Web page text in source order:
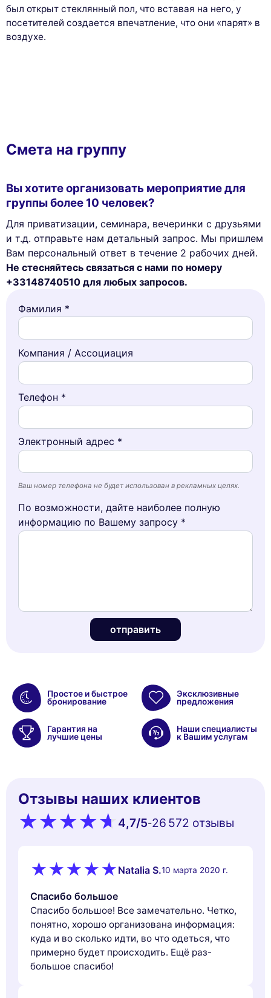
был открыт стеклянный пол, что вставая на него, у
посетителей создается впечатление, что они «парят» в
воздухе.
Смета на группу
Вы хотите организовать мероприятие для
группы более 10 человек?
Для приватизации, семинара, вечеринки с друзьями
и т.д. отправьте нам детальный запрос. Мы пришлем
Вам персональный ответ в течение 2 рабочих дней.
Не стесняйтесь связаться с нами по номеру
+33148740510 для любых запросов.
Фамилия *
Компания / Ассоциация
Телефон *
Электронный адрес *
Ваш номер телефона не будет использован в рекламных целях.
По возможности, дайте наиболее полную
информацию по Вашему запросу *
отправить
Простое и быстрое
бронирование
Эксклюзивные
предложения
Гарантия на
лучшие цены
Наши специалисты
к Вашим услугам
Отзывы наших клиентов
4,7/5-26 572 oтзывы
Natalia S.10 марта 2020 г.
Спасибо большое
Спасибо большое! Все замечательно. Четко,
понятно, хорошо организована информация:
куда и во сколько идти, во что одеться, что
примерно будет происходить. Ещё раз-
большое спасибо!